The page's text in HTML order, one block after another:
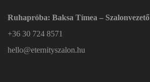
Ruhapróba: Baksa Tímea – Szalonvezető
+36 30 724 8571
hello@eternityszalon.hu